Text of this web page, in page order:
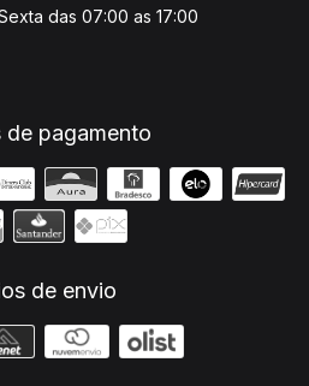
das 07:00 as 17:00
de pagamento
de envio